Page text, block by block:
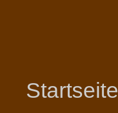
Startseite